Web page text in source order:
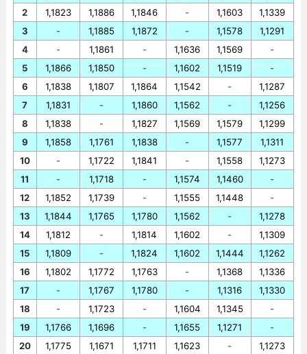
2
3
4
5
6
7
8
9
10
11
12
13
14
15
16
17
18
19
20
1,1823
-
-
1,1866
1,1838
1,1831
1,1838
1,1858
-
-
1,1852
1,1844
1,1812
1,1809
1,1802
-
-
1,1766
1,1775
1,1886
1,1885
1,1861
1,1850
1,1807
-
-
1,1761
1,1722
1,1718
1,1739
1,1765
-
-
1,1772
1,1767
1,1723
1,1696
1,1671
1,1846
1,1872
-
-
1,1864
1,1860
1,1827
1,1838
1,1841
-
-
1,1780
1,1814
1,1824
1,1763
1,1780
-
-
1,1711
-
-
1,1636
1,1602
1,1542
1,1562
1,1569
-
-
1,1574
1,1555
1,1562
1,1602
1,1602
-
-
1,1604
1,1655
1,1623
1,1603
1,1578
1,1569
1,1519
-
-
1,1579
1,1577
1,1558
1,1460
1,1448
-
-
1,1444
1,1368
1,1316
1,1345
1,1271
-
1,1339
1,1291
-
-
1,1287
1,1256
1,1299
1,1311
1,1273
-
-
1,1278
1,1309
1,1262
1,1336
1,1330
-
-
1,1273